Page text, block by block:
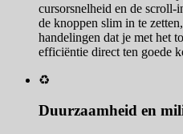
cursorsnelheid en de
de knoppen slim in te
handelingen dat je met het
efficiëntie direct ten goede
♻️
Duurzaamheid en